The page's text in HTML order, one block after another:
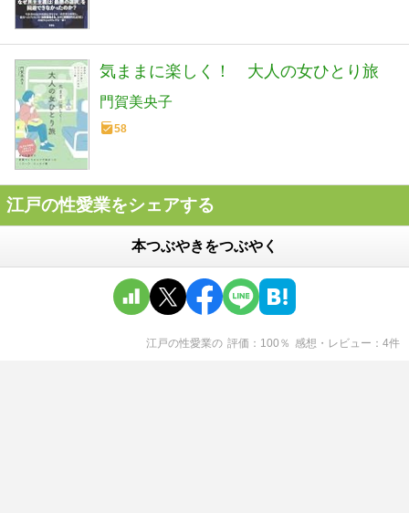
気ままに楽しく！ 大人の女ひとり旅
門賀美央子
58
江戸の性愛業をシェアする
本つぶやきをつぶやく
江戸の性愛業の 評価 100 ％ 感想・レビュー 4件